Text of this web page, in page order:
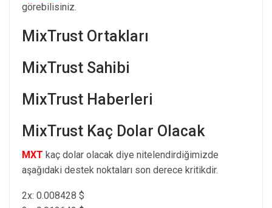
görebilisiniz.
MixTrust Ortakları
MixTrust Sahibi
MixTrust Haberleri
MixTrust Kaç Dolar Olacak
MXT kaç dolar olacak diye nitelendirdiğimizde
aşağıdaki destek noktaları son derece kritikdir.
2x: 0.008428 $